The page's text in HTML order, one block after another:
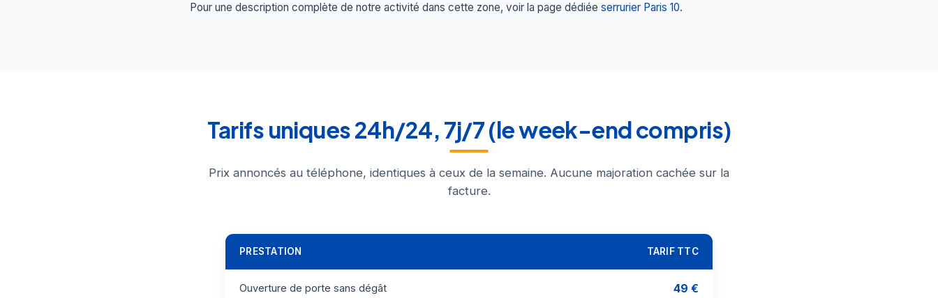
Pour une description complète de notre activité dans cette zone, voir la page dédiée serrurier Paris 10.
Tarifs uniques 24h/24, 7j/7 (le week-end compris)
Prix annoncés au téléphone, identiques à ceux de la semaine. Aucune majoration cachée sur la
facture.
PRESTATION TARIF TTC
Ouverture de porte sans dégât 49 €